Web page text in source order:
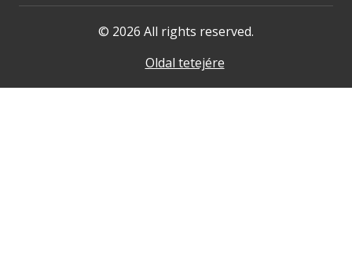
© 2026 All rights reserved.
Oldal tetejére